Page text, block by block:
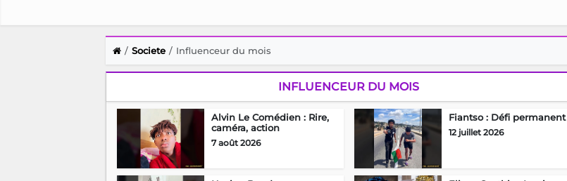
Societe Influenceur du mois
INFLUENCEUR DU MOIS
Alvin Le Comédien : Rire,
caméra, action
7 août 2026
Fiantso : Défi permanent
12 juillet 2026